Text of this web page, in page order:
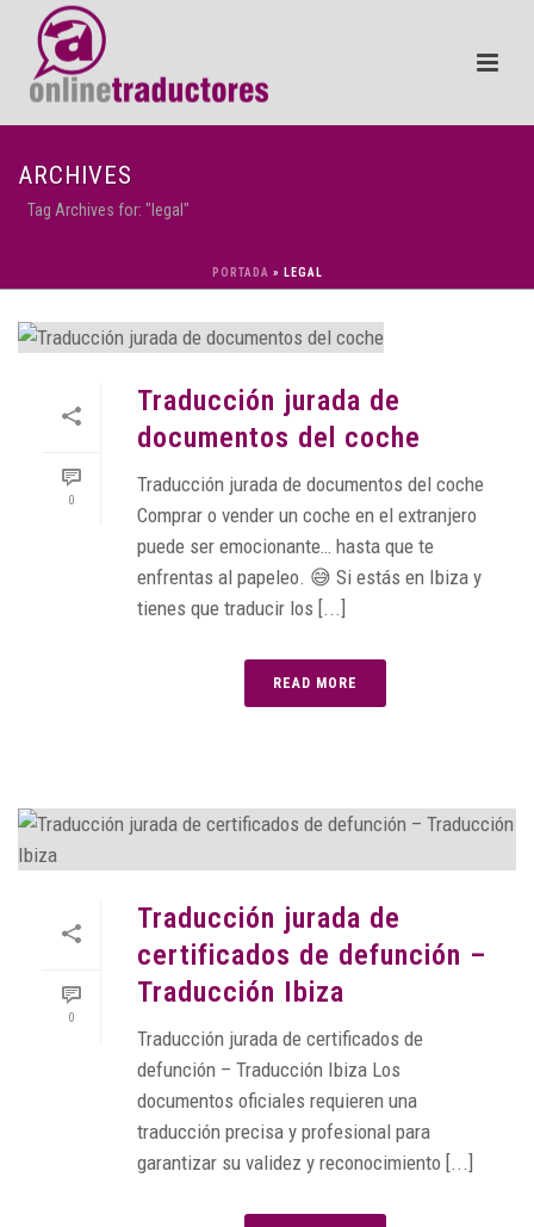
ARCHIVES
Tag Archives for: "legal"
PORTADA » LEGAL
0
Traducción jurada de
documentos del coche
Traducción jurada de documentos del coche
Comprar o vender un coche en el extranjero
puede ser emocionante… hasta que te
enfrentas al papeleo. 😅 Si estás en Ibiza y
tienes que traducir los [...]
READ MORE
0
Traducción jurada de
certificados de defunción –
Traducción Ibiza
Traducción jurada de certificados de
defunción – Traducción Ibiza Los
documentos oficiales requieren una
traducción precisa y profesional para
garantizar su validez y reconocimiento [...]